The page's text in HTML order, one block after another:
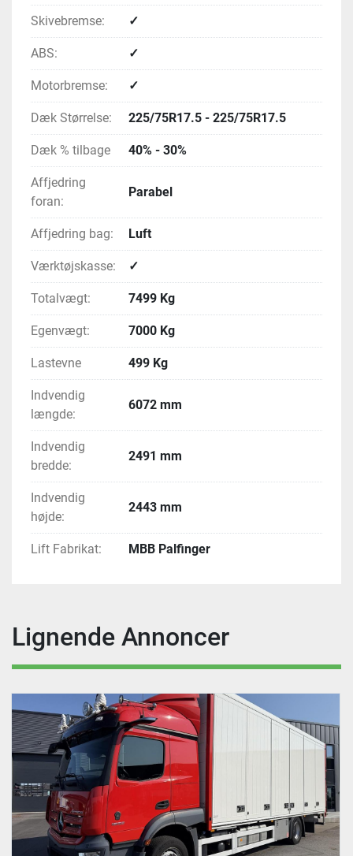
Skivebremse: ✓
ABS: ✓
Motorbremse: ✓
Dæk Størrelse: 225/75R17.5 - 225/75R17.5
Dæk % tilbage 40% - 30%
Affjedring
foran:
Parabel
Affjedring bag: Luft
Værktøjskasse: ✓
Totalvægt: 7499 Kg
Egenvægt: 7000 Kg
Lastevne 499 Kg
Indvendig
længde:
6072 mm
Indvendig
bredde:
2491 mm
Indvendig
højde:
2443 mm
Lift Fabrikat: MBB Palfinger
Lignende Annoncer